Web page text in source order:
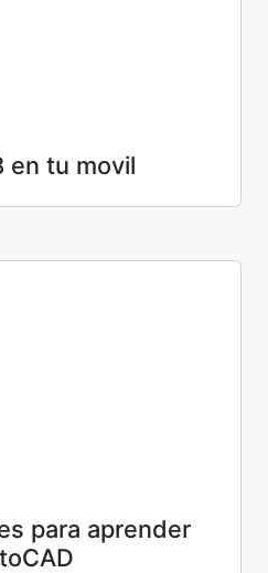
en tu movil
para aprender